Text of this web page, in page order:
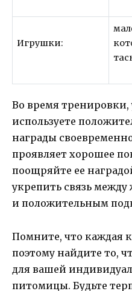
Игрушки:
Во время тренировки,
используете
награды
проявляет хорошее
поощряйте ее
укрепить связь
и положительным
Помните, что каждая
поэтому найдите то,
для вашей
питомицы. Будьте